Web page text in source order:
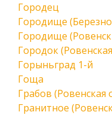
Городец
Городище
Городище
Городок
Горыньград 1-й
Гоща
Грабов (Ровенская
Гранитное